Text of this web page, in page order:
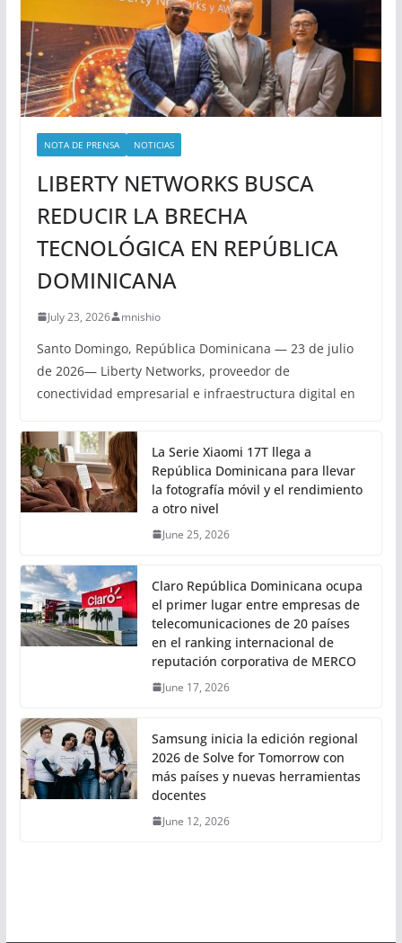
NOTA DE PRENSA NOTICIAS
LIBERTY NETWORKS BUSCA
REDUCIR LA BRECHA
TECNOLÓGICA EN REPÚBLICA
DOMINICANA
July 23, 2026 mnishio
Santo Domingo, República Dominicana — 23 de julio
de 2026— Liberty Networks, proveedor de
conectividad empresarial e infraestructura digital en
La Serie Xiaomi 17T llega a
República Dominicana para llevar
la fotografía móvil y el rendimiento
a otro nivel
June 25, 2026
Claro República Dominicana ocupa
el primer lugar entre empresas de
telecomunicaciones de 20 países
en el ranking internacional de
reputación corporativa de MERCO
June 17, 2026
Samsung inicia la edición regional
2026 de Solve for Tomorrow con
más países y nuevas herramientas
docentes
June 12, 2026